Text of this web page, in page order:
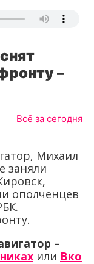
–
Всё за сегодня
Михаил
заняли
ополченцев
–
или Вко